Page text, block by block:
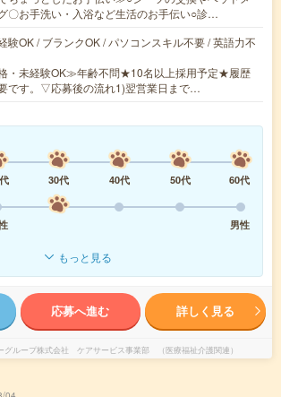
〇お手洗い・入浴など生活のお手伝い○診…
験OK / ブランクOK / パソコンスキル不要 / 英語力不
・未経験OK≫年齢不問★10名以上採用予定★履歴
です。▽応募後の流れ1)翌営業日まで…
30代 40代 50代
60代
男性
もっと見る
応募へ進む 詳しく見る
グループ株式会社 ケアサービス事業部 （医療福祉介護関連）